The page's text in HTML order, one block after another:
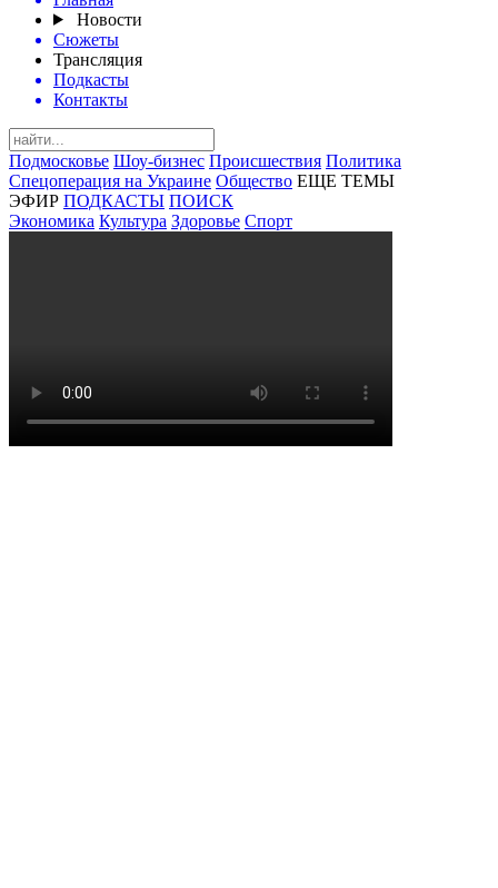
Новости
Сюжеты
Трансляция
Подкасты
Контакты
Подмосковье Шоу-бизнес Происшествия Политика
Спецоперация на Украине Общество ЕЩЕ ТЕМЫ
ЭФИР ПОДКАСТЫ ПОИСК
Экономика Культура Здоровье Спорт